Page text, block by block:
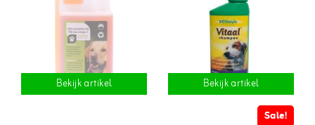
Bekijk artikel
Bekijk artikel
Sale!